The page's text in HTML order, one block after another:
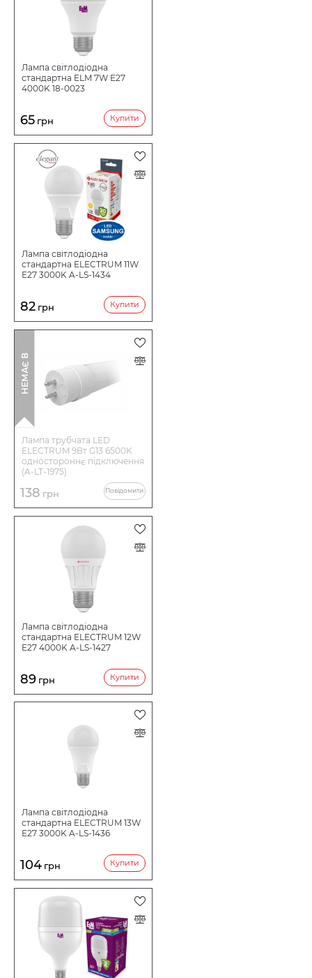
Лампа світлодіодна
стандартна ELM 7W E27
4000K 18-0023
65 грн Купити
Лампа світлодіодна
стандартна ELECTRUM 11W
E27 3000K A-LS-1434
82 грн Купити
Лампа трубчата LED
ELECTRUM 9Вт G13 6500K
одностороннє підключення
(A-LT-1975)
138 грн Повідомити
Н
Е
М
А
Є
В
Н
А
Я
В
Н
О
С
Т І
Лампа світлодіодна
стандартна ELECTRUM 12W
E27 4000K A-LS-1427
89 грн Купити
Лампа світлодіодна
стандартна ELECTRUM 13W
E27 3000K A-LS-1436
104 грн Купити